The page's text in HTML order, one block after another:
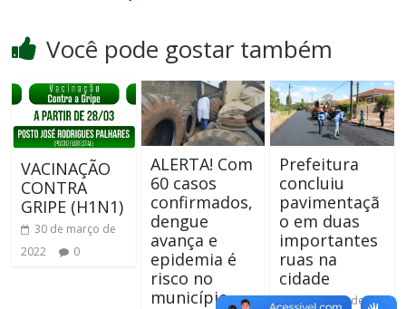
Você pode gostar também
VACINAÇÃO
CONTRA
GRIPE (H1N1)
30 de março de
2022
0
ALERTA! Com
60 casos
confirmados,
dengue
avança e
epidemia é
risco no
município
Prefeitura
concluiu
pavimentaçã
o em duas
importantes
ruas na
cidade
26 de abril de